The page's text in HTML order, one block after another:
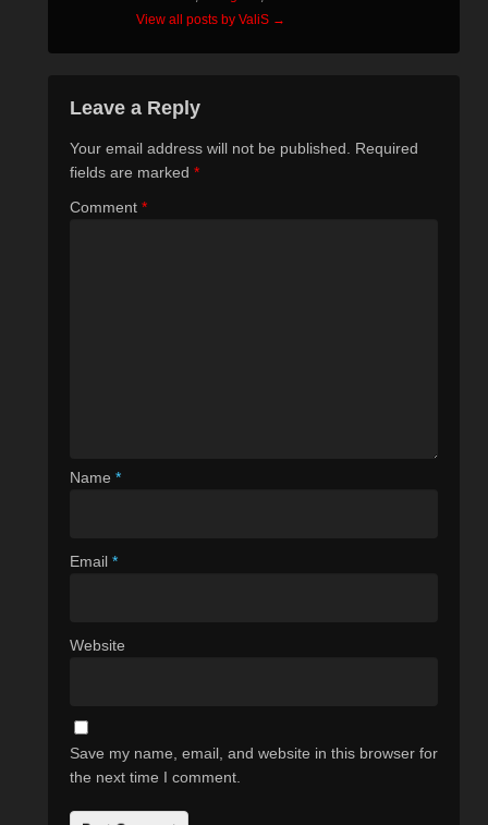
View all posts by ValiS →
Leave a Reply
Your email address will not be published.
Required
fields are marked *
Comment *
Name *
Email *
Website
Save my name, email, and website in this browser for
the next time I comment.